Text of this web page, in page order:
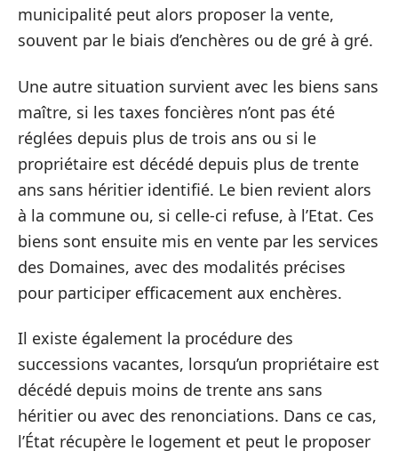
municipalité peut alors proposer la vente,
souvent par le biais d’enchères ou de gré à gré.
Une autre situation survient avec les biens sans
maître, si les taxes foncières n’ont pas été
réglées depuis plus de trois ans ou si le
propriétaire est décédé depuis plus de trente
ans sans héritier identifié. Le bien revient alors
à la commune ou, si celle-ci refuse, à l’Etat. Ces
biens sont ensuite mis en vente par les services
des Domaines, avec des modalités précises
pour participer efficacement aux enchères.
Il existe également la procédure des
successions vacantes, lorsqu’un propriétaire est
décédé depuis moins de trente ans sans
héritier ou avec des renonciations. Dans ce cas,
l’État récupère le logement et peut le proposer